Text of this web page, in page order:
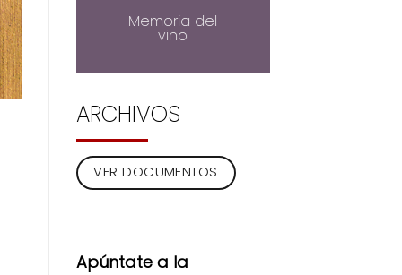
Memoria del
vino
ARCHIVOS
VER DOCUMENTOS
Apúntate a la